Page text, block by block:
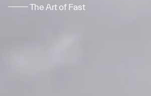
The Art of Fast